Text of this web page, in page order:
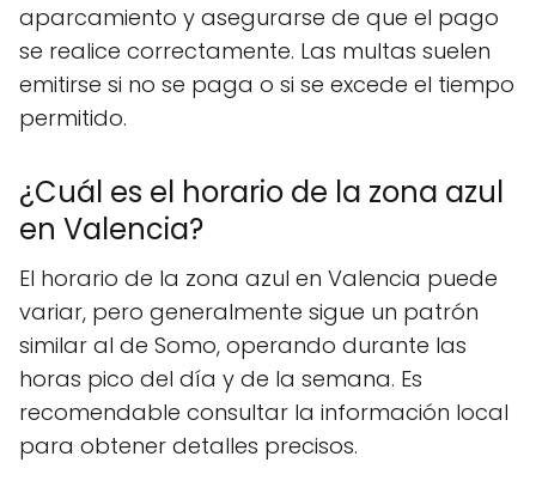
aparcamiento y asegurarse de que el pago
se realice correctamente. Las multas suelen
emitirse si no se paga o si se excede el tiempo
permitido.
¿Cuál es el horario de la zona azul
en Valencia?
El horario de la zona azul en Valencia puede
variar, pero generalmente sigue un patrón
similar al de Somo, operando durante las
horas pico del día y de la semana. Es
recomendable consultar la información local
para obtener detalles precisos.